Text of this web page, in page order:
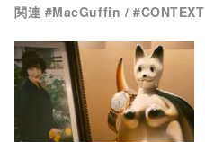
関連 #MacGuffin / #CONTEXT